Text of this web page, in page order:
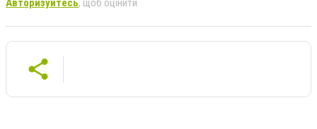
Авторизуйтесь, щоб оцінити